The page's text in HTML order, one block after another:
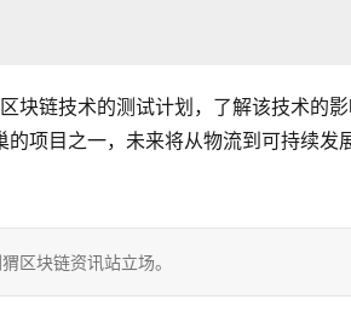
块链技术的测试计划，了解该技术的
项目之一，未来将从物流到可持续发
区块链资讯站立场。